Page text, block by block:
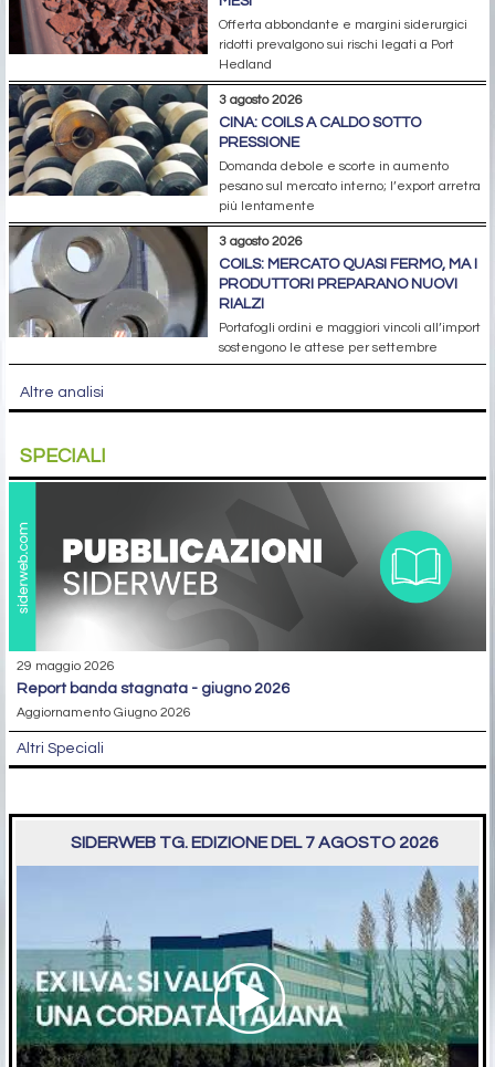
Offerta abbondante e margini siderurgici
ridotti prevalgono sui rischi legati a Port
Hedland
3 agosto 2026
CINA: COILS A CALDO SOTTO
PRESSIONE
Domanda debole e scorte in aumento
pesano sul mercato interno; l’export arretra
più lentamente
3 agosto 2026
COILS: MERCATO QUASI FERMO, MA I
PRODUTTORI PREPARANO NUOVI
RIALZI
Portafogli ordini e maggiori vincoli all’import
sostengono le attese per settembre
Altre analisi
SPECIALI
29 maggio 2026
report banda stagnata - giugno 2026
Aggiornamento Giugno 2026
Altri Speciali
SIDERWEB TG. EDIZIONE DEL 7 AGOSTO 2026